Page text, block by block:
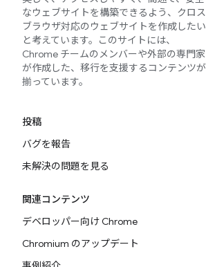
なウェブサイトを構築できるよう、クロス
ブラウザ対応のウェブサイトを作成したい
と考えています。このサイトには、
Chrome チームのメンバーや外部の専門家
が作成した、移行を支援するコンテンツが
揃っています。
投稿
バグを報告
未解決の問題を見る
関連コンテンツ
デベロッパー向け Chrome
Chromium のアップデート